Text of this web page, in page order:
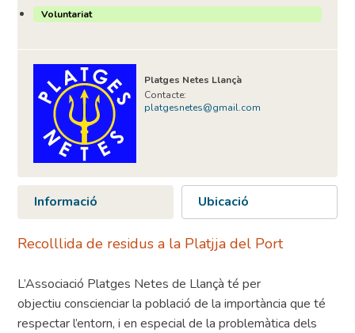
Voluntariat
Platges Netes Llançà
Contacte:
platgesnetes@gmail.com
Informació Ubicació
Recolllida de residus a la Platjja del Port
L’Associació Platges Netes de Llançà té per
objectiu conscienciar la població de la importància que té
respectar l’entorn, i en especial de la problemàtica dels